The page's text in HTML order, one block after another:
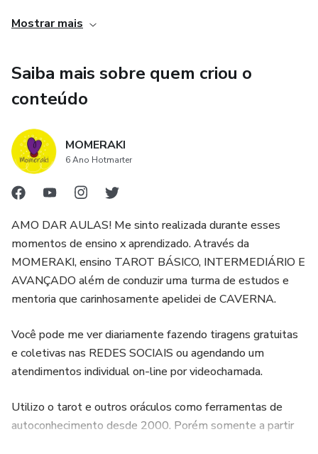
3. Interpretações abrangentes: O material aborda todas as
saúde. Você terá acesso a uma ampla gama de significados
e poderá aplicá-los em suas leituras para obter uma
em questão.
4. Produzido por Joana Bahiense: O e-book foi produzido
integralmente por Joana Bahiense, uma especialista em
do conteúdo, bem como a experiência e o conhecimento da
autora no assunto.
Mostrar mais
Saiba mais sobre quem criou o
conteúdo
MOMERAKI
6 Ano Hotmarter
AMO DAR AULAS! Me sinto realizada durante esses
momentos de ensino x aprendizado. Através da
MOMERAKI, ensino TAROT BÁSICO, INTERMEDIÁRIO E
AVANÇADO além de conduzir uma turma de estudos e
mentoria que carinhosamente apelidei de CAVERNA.
Você pode me ver diariamente fazendo tiragens gratuitas
e coletivas nas REDES SOCIAIS ou agendando um
atendimentos individual on-line por videochamada.
Utilizo o tarot e outros oráculos como ferramentas de
autoconhecimento desde 2000. Porém somente a partir